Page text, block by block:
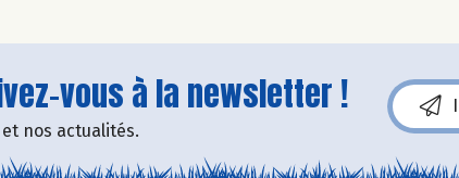
vous à la newsletter !
nos actualités.